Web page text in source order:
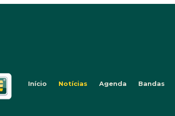
Início Notícias Agenda Bandas